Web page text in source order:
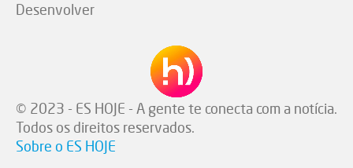
Desenvolver
© 2023 - ES HOJE - A gente te conecta com a notícia.
Todos os direitos reservados.
Sobre o ES HOJE